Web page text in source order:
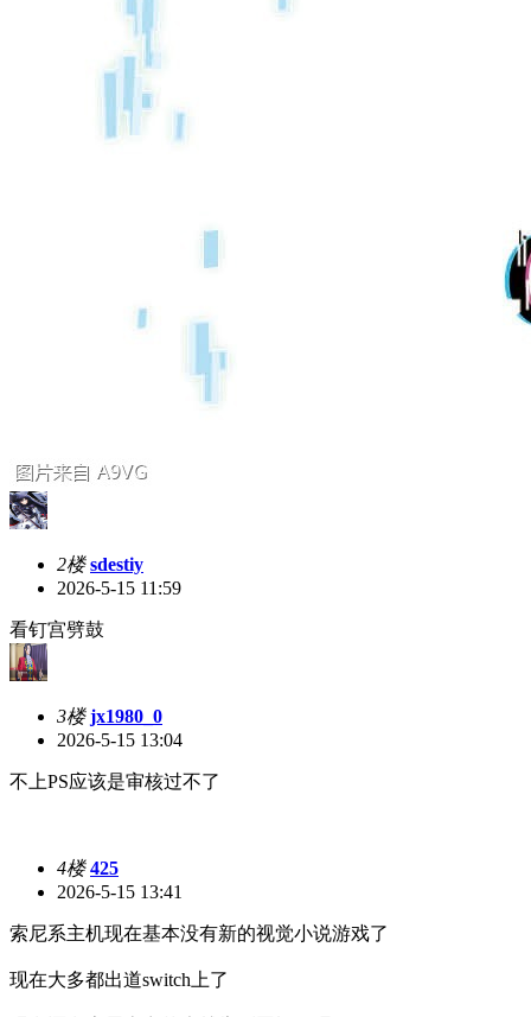
2楼 sdestiy
2026-5-15 11:59
看钉宫劈鼓
3楼 jx1980_0
2026-5-15 13:04
不上PS应该是审核过不了
4楼 425
2026-5-15 13:41
索尼系主机现在基本没有新的视觉小说游戏了
现在大多都出道switch上了